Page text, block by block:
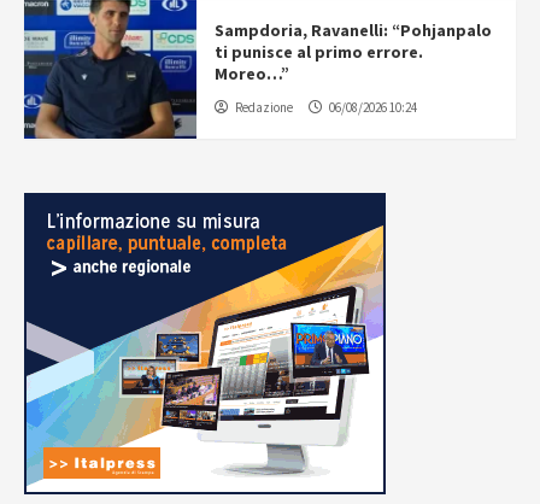
Sampdoria, Ravanelli: “Pohjanpalo
ti punisce al primo errore.
Moreo…”
Redazione 06/08/2026 10:24